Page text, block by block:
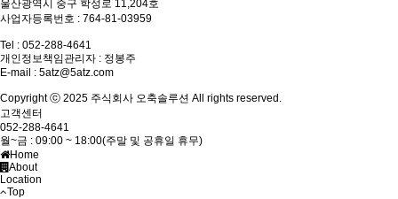
울산광역시 중구 학성로 11,204호
사업자등록번호 : 764-81-03959
Tel : 052-288-4641
개인정보책임관리자 : 정봉주
E-mail : 5atz@5atz.com
Copyright ⓒ 2025 주식회사 오축솔루션 All rights reserved.
고객센터
052-288-4641
월~금 : 09:00 ~ 18:00(주말 및 공휴일 휴무)
Home
About
Location
Top